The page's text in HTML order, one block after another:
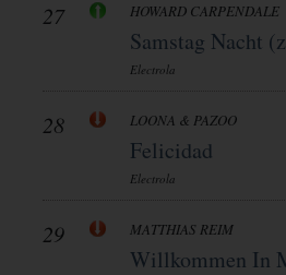
27 HOWARD CARPENDALE
Samstag Nacht
Electrola
28 LOONA & PAZOO
Felicidad
Electrola
29 MATTHIAS REIM
Willkommen In